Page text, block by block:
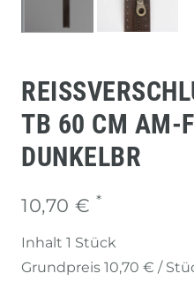
B 60 CM AM-
UNKELBR
10,70 € *
Inhalt 1 Stück
Grundpreis 10,70 € /